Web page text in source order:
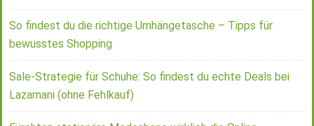
So findest du die richtige Umhängetasche – Tipps für
bewusstes Shopping
Sale-Strategie für Schuhe: So findest du echte Deals bei
Lazamani (ohne Fehlkauf)